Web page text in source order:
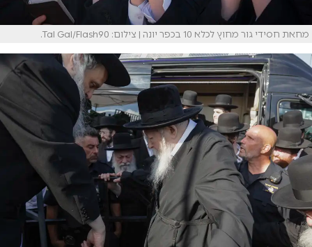
מחאת חסידי גור מחוץ לכלא 10 בכפר יונה | צילום: Tal Gal/Flash90.